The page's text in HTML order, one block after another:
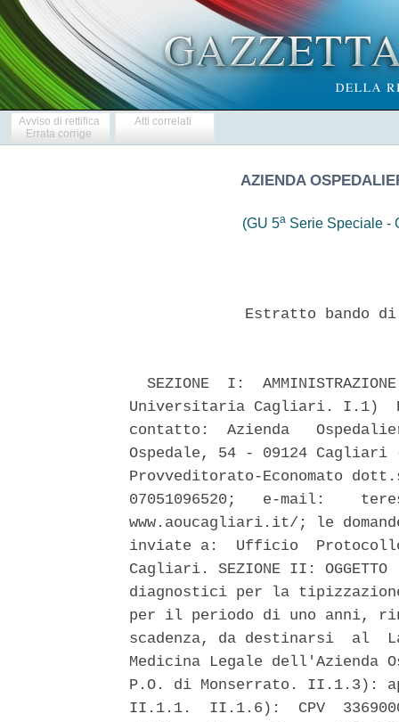
Avviso di rettifica
Errata corrige
Atti correlati
AZIENDA
(GU 5a Serie Speciale -
Estratto bando
SEZIONE  I:
Universitaria Cagliari. I.1)
contatto:  Azienda
Ospedale, 54 - 09124
Provveditorato-Economato
07051096520;   e-mail:
www.aoucagliari.it/; le
inviate a:  Ufficio
Cagliari. SEZIONE II:
diagnostici per la
per il periodo di uno anni,
scadenza, da destinarsi  al
Medicina Legale
P.O. di Monserrato. II.1.3):
II.1.1.  II.1.6):  CPV